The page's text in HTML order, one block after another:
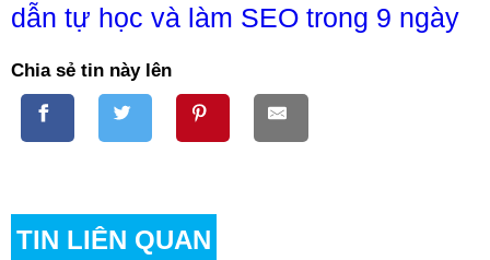
dẫn tự học và làm SEO trong 9 ngày
Chia sẻ tin này lên
TIN LIÊN QUAN